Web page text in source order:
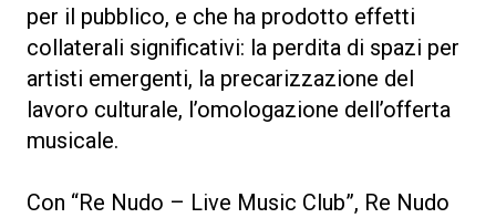
per il pubblico, e che ha prodotto effetti
collaterali significativi: la perdita di spazi per
artisti emergenti, la precarizzazione del
lavoro culturale, l’omologazione dell’offerta
musicale.
Con “Re Nudo – Live Music Club”, Re Nudo